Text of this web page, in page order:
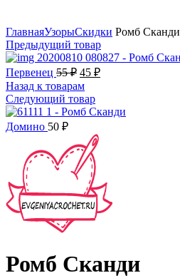
ГлавнаяУзорыСкидки Ромб Сканди
Предыдущий товар
Первенец 55₽ 45 ₽
Назад к товарам
Следующий товар
Домино 50 ₽
Ромб Сканди